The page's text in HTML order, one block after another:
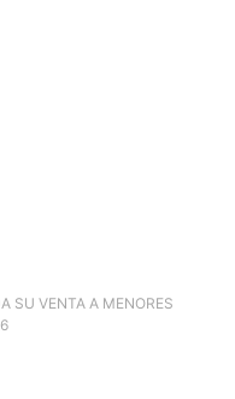
SU VENTA A MENORES